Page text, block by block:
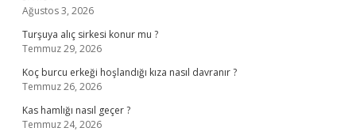
Ağustos 3, 2026
Turşuya alıç sirkesi konur mu ?
Temmuz 29, 2026
Koç burcu erkeği hoşlandığı kıza nasıl davranır ?
Temmuz 26, 2026
Kas hamlığı nasıl geçer ?
Temmuz 24, 2026